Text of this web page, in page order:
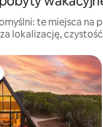
te miejsca na
lokalizację,
z kategorii Wybór gości